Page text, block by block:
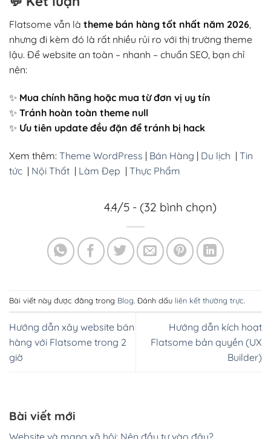
Flatsome vẫn là theme bán hàng tốt nhất năm 2026,
nhưng đi kèm đó là rất nhiều rủi ro với thị trường theme
lậu. Để website an toàn – nhanh – chuẩn SEO, bạn chỉ
nên:
✨ Mua chính hãng hoặc mua từ đơn vị uy tín
✨ Tránh hoàn toàn theme null
✨ Ưu tiên update đều đặn để tránh bị hack
Xem thêm: Theme WordPress | Bán Hàng | Du lịch | Tin
tức | Nội Thất | Làm Đẹp | Thực Phẩm
4.4/5 - (32 bình chọn)
Bài viết này được đăng trong Blog. Đánh dấu liên kết thường trực.
Hướng dẫn xây website bán
hàng với Flatsome trong 2
giờ
Hướng dẫn kích hoạt
Flatsome bản quyền (UX
Builder)
Bài viết mới
Website và mạng xã hội: Nên đầu tư vào đâu?